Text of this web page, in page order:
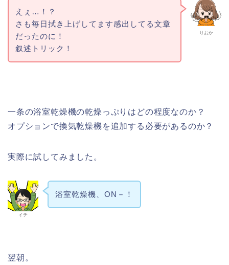
りおか
えぇ…！？
さも毎日拭き上げしてます感出してる文章
だったのに！
叙述トリック！
一条の浴室乾燥機の乾燥っぷりはどの程度なのか？
オプションで換気乾燥機を追加する必要があるのか？
実際に試してみました。
イチ
浴室乾燥機、ON－！
翌朝。